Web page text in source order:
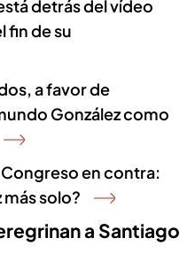
detrás del vídeo
fin de su
a favor de
González como
en contra:
solo?
a Santiago